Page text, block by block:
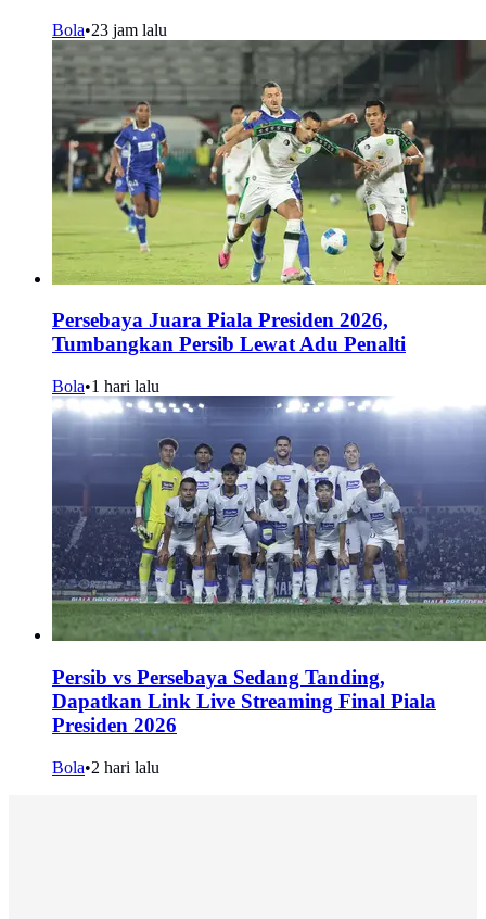
Bola•23 jam lalu
Persebaya Juara Piala Presiden 2026,
Tumbangkan Persib Lewat Adu Penalti
Bola•1 hari lalu
Persib vs Persebaya Sedang Tanding,
Dapatkan Link Live Streaming Final Piala
Presiden 2026
Bola•2 hari lalu